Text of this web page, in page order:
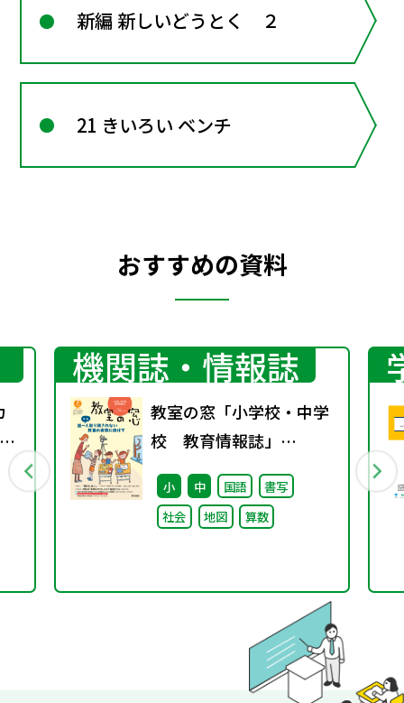
新編 新しいどうとく ２
21 きいろい ベンチ
おすすめの資料
機関誌・情報誌
教室の窓「小学校・中学
校 教育情報誌」
vol.74 2025年1月発行
小 中 国語
書写
社会
地図 算数